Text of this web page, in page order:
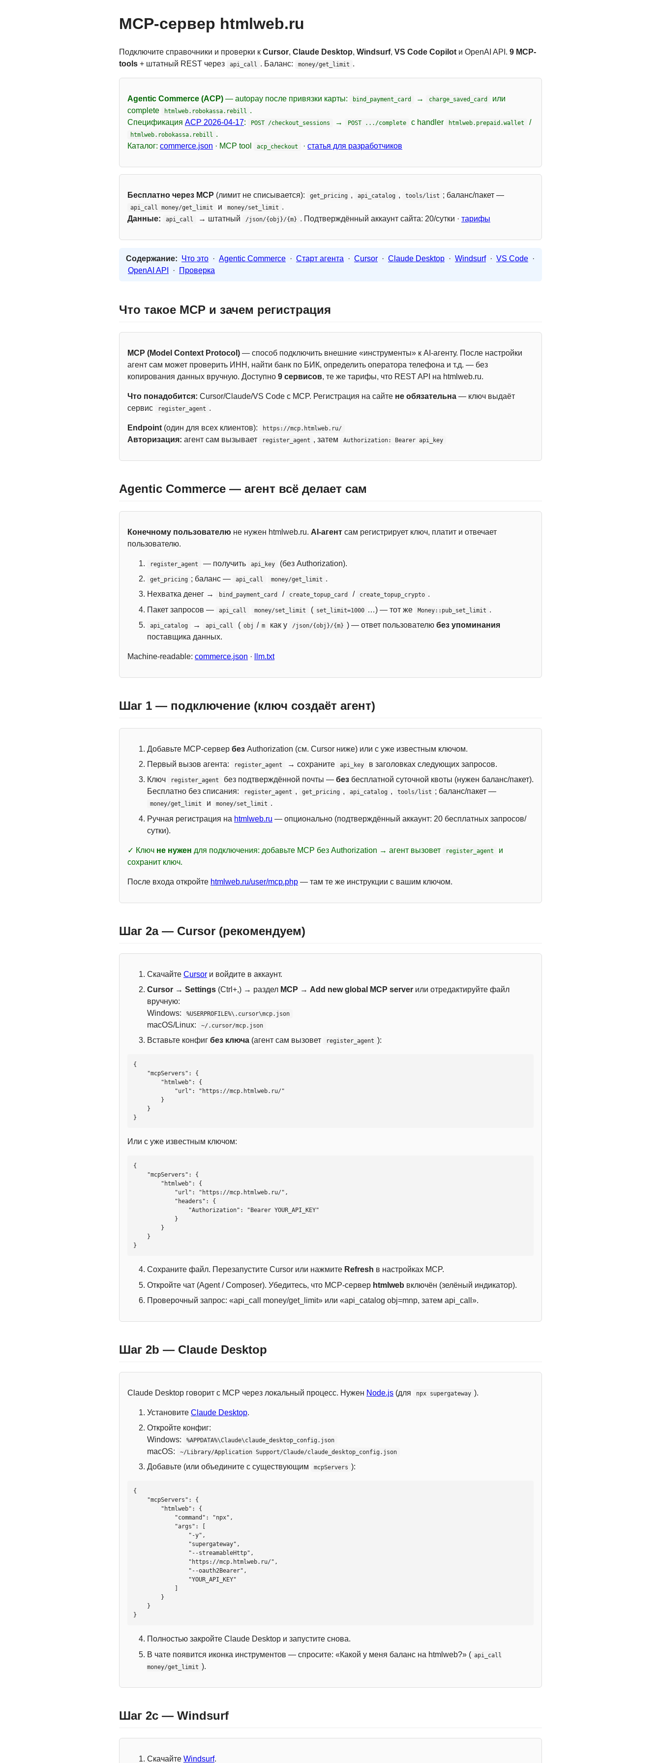
MCP-сервер htmlweb.ru
Подключите справочники и проверки к Cursor, Claude Desktop, Windsurf, VS Code Copilotи OpenAI API. 9 MCP-
tools + штатный REST через api_call . Баланс: money/get_limit .
Agentic Commerce (ACP) — autopay после привязки карты: bind_payment_card → charge_saved_card
или
complete
htmlweb.robokassa.rebill .
Спецификация ACP 2026-04-17: POST /checkout_sessions → POST .../complete с handler htmlweb.prepaid.wallet /
htmlweb.robokassa.rebill .
Каталог: commerce.json · MCP tool acp_checkout · статья для разработчиков
Бесплатно через MCP (лимит не списывается): get_pricing , api_catalog , tools/list ; баланс/пакет —
api_call money/get_limit и money/set_limit .
Данные:
api_call → штатный /json/{obj}/{m} . Подтверждённый аккаунт сайта: 20/сутки · тарифы
Содержание: Что это · Agentic Commerce · Старт агента · Cursor · Claude Desktop · Windsurf · VS Code ·
OpenAI API
· Проверка
Что такое MCP и зачем регистрация
MCP (Model Context Protocol) — способ подключить внешние «инструменты» к AI-агенту. После настройки
агент сам может проверить ИНН, найти банк по БИК, определить оператора телефона и т.д. — без
копирования данных вручную. Доступно 9 сервисов, те же тарифы, что REST API на htmlweb.ru.
Что понадобится: Cursor/Claude/VS Code с MCP. Регистрация на сайте не обязательна — ключ выдаёт
сервис
register_agent .
Endpoint (один для всех клиентов): https://mcp.htmlweb.ru/
Авторизация: агент сам вызывает register_agent , затем Authorization: Bearer api_key
Agentic Commerce — агент всё делает сам
Конечному пользователю не нужен htmlweb.ru. AI-агент сам регистрирует ключ, платит и отвечает
пользователю.
register_agent — получить api_key (без Authorization).
get_pricing ; баланс — api_call money/get_limit .
Нехватка денег →
bind_payment_card / create_topup_card / create_topup_crypto .
Пакет запросов —
api_call money/set_limit ( set_limit=1000 …) — тот же Money::pub_set_limit .
api_catalog → api_call ( obj / m как у /json/{obj}/{m} ) — ответ пользователю без упоминания
поставщика данных.
Machine-readable: commerce.json · llm.txt
Шаг 1 — подключение (ключ создаёт агент)
Добавьте MCP-сервер без Authorization (см. Cursor ниже) или с уже известным ключом.
Первый вызов агента:
register_agent → сохраните api_key
в заголовках следующих запросов.
Ключ
register_agent без подтверждённой почты — без бесплатной суточной квоты (нужен баланс/пакет).
Бесплатно без списания:
register_agent , get_pricing , api_catalog , tools/list ; баланс/пакет —
money/get_limit и money/set_limit .
Ручная регистрация на htmlweb.ru — опционально (подтверждённый аккаунт: 20 бесплатных запросов/
сутки).
✓ Ключ не нужен для подключения: добавьте MCP без Authorization → агент вызовет register_agent
и
сохранит ключ.
После входа откройте htmlweb.ru/user/mcp.php — там те же инструкции с вашим ключом.
Шаг 2a — Cursor (рекомендуем)
Скачайте Cursor и войдите в аккаунт.
Cursor → Settings (Ctrl+,) → раздел MCP → Add new global MCP server или отредактируйте файл
вручную:
Windows:
%USERPROFILE%\.cursor\mcp.json
macOS/Linux: ~/.cursor/mcp.json
Вставьте конфиг без ключа (агент сам вызовет register_agent ):
{
}
Или с уже известным ключом:
{
}
Сохраните файл. Перезапустите Cursor или нажмите Refresh в настройках MCP.
Откройте чат (Agent / Composer). Убедитесь, что MCP-сервер htmlweb включён (зелёный индикатор).
Проверочный запрос: «api_call money/get_limit» или «api_catalog obj=mnp, затем api_call».
Шаг 2b — Claude Desktop
Claude Desktop говорит с MCP через локальный процесс. Нужен Node.js (для npx supergateway ).
Установите Claude Desktop.
Откройте конфиг:
Windows:
%APPDATA%\Claude\claude_desktop_config.json
macOS: ~/Library/Application Support/Claude/claude_desktop_config.json
Добавьте (или объедините с существующим mcpServers ):
{
}
Полностью закройте Claude Desktop и запустите снова.
В чате появится иконка инструментов — спросите: «Какой у меня баланс на htmlweb?» ( api_call
money/get_limit ).
Шаг 2c — Windsurf
Скачайте Windsurf.